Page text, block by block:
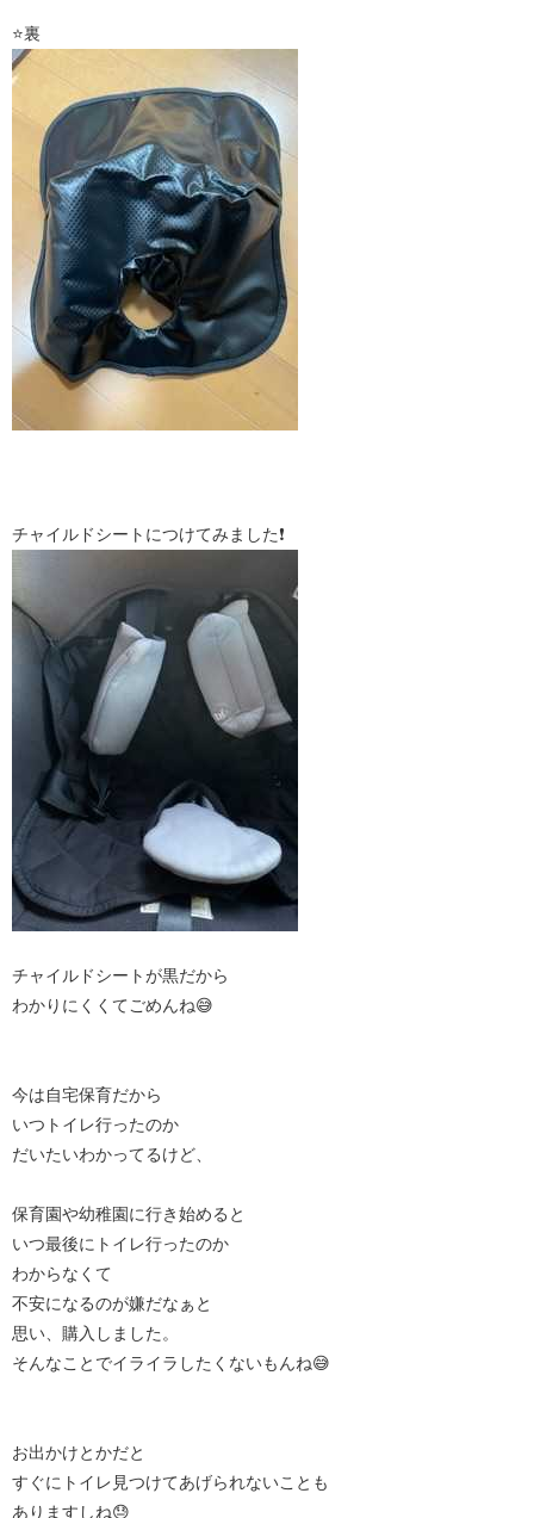
⭐️裏
チャイルドシートにつけてみました❗️
チャイルドシートが黒だから
わかりにくくてごめんね😅
今は自宅保育だから
いつトイレ行ったのか
だいたいわかってるけど、
保育園や幼稚園に行き始めると
いつ最後にトイレ行ったのか
わからなくて
不安になるのが嫌だなぁと
思い、購入しました。
そんなことでイライラしたくないもんね😅
お出かけとかだと
すぐにトイレ見つけてあげられないことも
ありますしね😓